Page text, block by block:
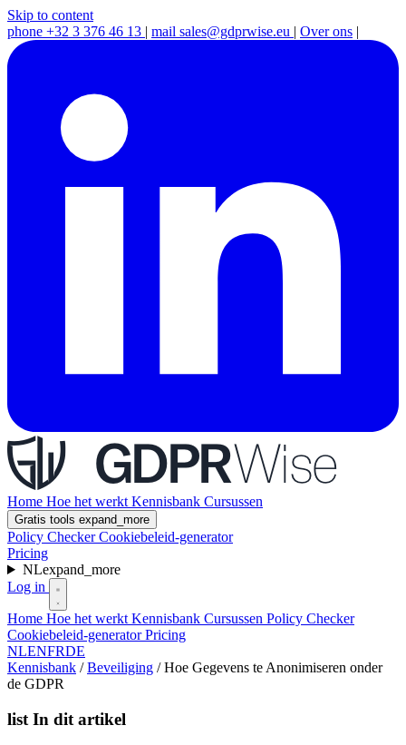
Skip to content
phone +32 3 376 46 13 | mail sales@gdprwise.eu | Over ons |
Home Hoe het werkt Kennisbank Cursussen
Gratis tools expand_more
Policy CheckerCookiebeleid-generator
Pricing
NLexpand_more
Log in
Home Hoe het werkt Kennisbank Cursussen Policy Checker
Cookiebeleid-generatorPricing
NLENFRDE
Kennisbank / Beveiliging / Hoe Gegevens te Anonimiseren onder
de GDPR
list In dit artikel